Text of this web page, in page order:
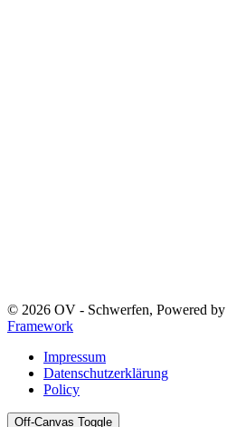
© 2026 OV - Schwerfen, Powered by
Framework
Impressum
Datenschutzerklärung
Policy
Off-Canvas Toggle